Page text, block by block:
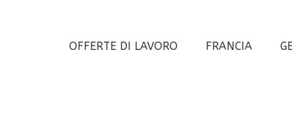
OFFERTE DI LAVORO FRANCIA